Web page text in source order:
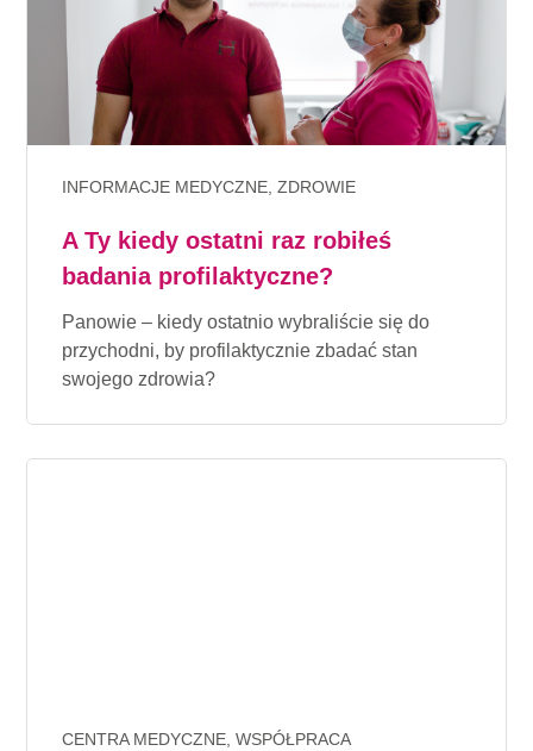
INFORMACJE MEDYCZNE, ZDROWIE
A Ty kiedy ostatni raz robiłeś
badania profilaktyczne?
Panowie – kiedy ostatnio wybraliście się do
przychodni, by profilaktycznie zbadać stan
swojego zdrowia?
CENTRA MEDYCZNE, WSPÓŁPRACA